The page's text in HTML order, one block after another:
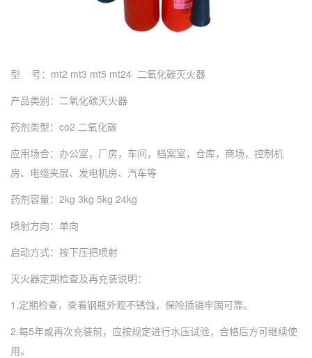
型 号：mt2 mt3 mt5 mt24 二氧化碳灭火器
产品类别：二氧化碳灭火器
药剂类型：co2 二氧化碳
应用场合：办公室，厂房，车间，档案室，仓库，商场，控制机
房、电缆夹层、发电机房、汽车等
药剂容量：2kg 3kg 5kg 24kg
喷射方向：单向
启动方式：按下压把喷射
灭火器定期检查及再充装说明：
1.定期检查，查看钢瓶外观不锈蚀，保险插销牢固可靠。
2.每5年或再次充装前，应按规定进行水压试验，合格后方可继续使
用。